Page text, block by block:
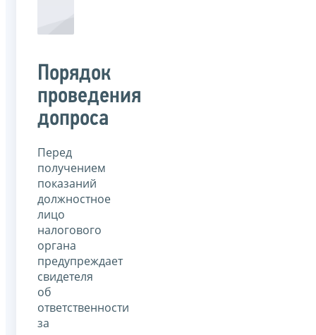
Порядок
проведения
допроса
Перед
получением
показаний
должностное
лицо
налогового
органа
предупреждает
свидетеля
об
ответственности
за